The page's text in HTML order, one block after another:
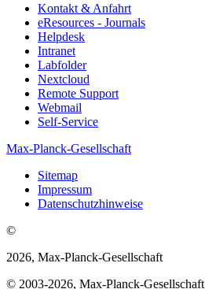
Kontakt & Anfahrt
eResources - Journals
Helpdesk
Intranet
Labfolder
Nextcloud
Remote Support
Webmail
Self-Service
Max-Planck-Gesellschaft
Sitemap
Impressum
Datenschutzhinweise
©
2026, Max-Planck-Gesellschaft
© 2003-2026, Max-Planck-Gesellschaft